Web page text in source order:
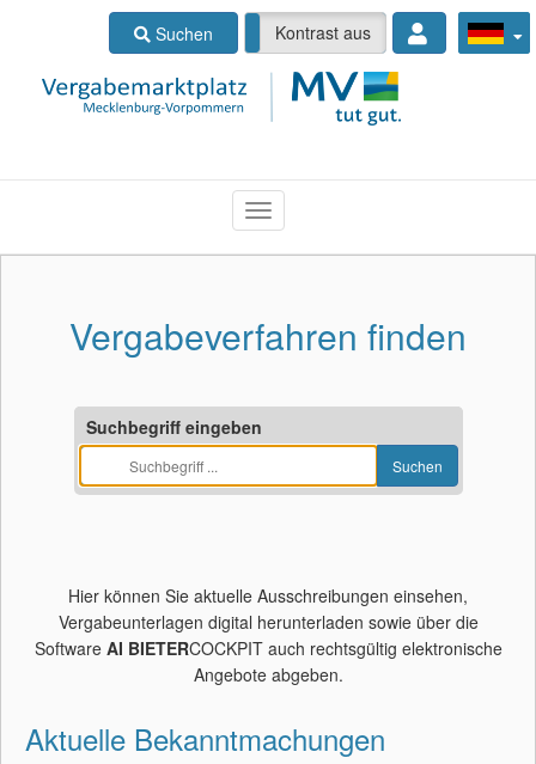
Suchen
Kontrast ein Kontrast aus
Vergabeverfahren finden
Suchbegriff eingeben
Hier können Sie aktuelle Ausschreibungen einsehen,
Vergabeunterlagen digital herunterladen sowie über die
Software AI BIETERCOCKPIT auch rechtsgültig elektronische
Angebote abgeben.
Aktuelle Bekanntmachungen